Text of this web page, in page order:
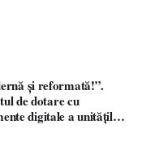
și reformată!”.
de dotare cu
digitale a unităților